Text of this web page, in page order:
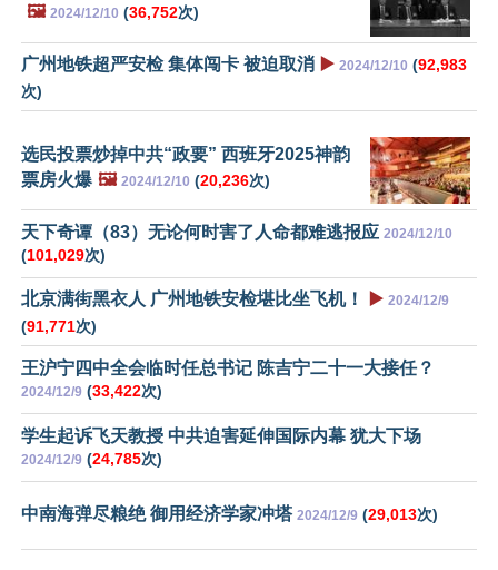
🖼️ 2024/12/10 (36,752次)
广州地铁超严安检 集体闯卡 被迫取消 ▶️ 2024/12/10 (92,983
次)
选民投票炒掉中共“政要” 西班牙2025神韵
票房火爆 🖼️ 2024/12/10 (20,236次)
天下奇谭（83）无论何时害了人命都难逃报应 2024/12/10
(101,029次)
北京满街黑衣人 广州地铁安检堪比坐飞机！ ▶️ 2024/12/9
(91,771次)
王沪宁四中全会临时任总书记 陈吉宁二十一大接任？
2024/12/9 (33,422次)
学生起诉飞天教授 中共迫害延伸国际内幕 犹大下场
2024/12/9 (24,785次)
中南海弹尽粮绝 御用经济学家冲塔 2024/12/9 (29,013次)